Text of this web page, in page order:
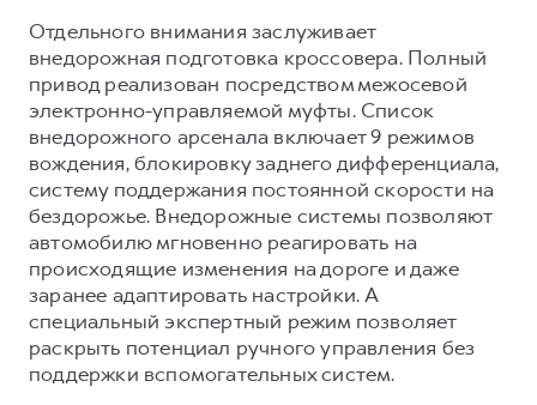
Отдельного внимания заслуживает
внедорожная подготовка кроссовера. Полный
привод реализован посредством межосевой
электронно-управляемой муфты. Список
внедорожного арсенала включает 9 режимов
вождения, блокировку заднего дифференциала,
систему поддержания постоянной скорости на
бездорожье. Внедорожные системы позволяют
автомобилю мгновенно реагировать на
происходящие изменения на дороге и даже
заранее адаптировать настройки. А
специальный экспертный режим позволяет
раскрыть потенциал ручного управления без
поддержки вспомогательных систем.